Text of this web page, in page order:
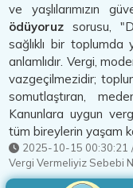
ve yaşlılarımızın
ödüyoruz sorusu,
sağlıklı bir
anlamlıdır. Vergi,
vazgeçilmezidir;
somutlaştıran,
Kanunlara uygun
tüm bireylerin yaşam
2025-10-15 00:30:21
Vergi Vermeliyiz Sebebi